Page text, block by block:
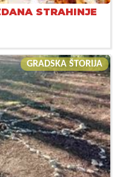
STRAHINJE
GRADSKA ŠTORIJA